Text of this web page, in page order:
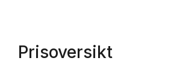
Prisoversikt